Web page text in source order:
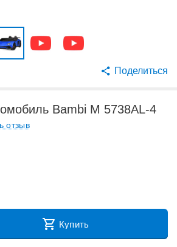
Поделиться
Bambi M 5738AL-4
отзыв
Купить